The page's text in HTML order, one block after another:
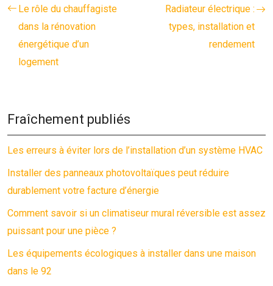
Le rôle du chauffagiste
dans la rénovation
énergétique d’un
logement
Radiateur électrique :
types, installation et
rendement
Fraîchement publiés
Les erreurs à éviter lors de l’installation d’un système HVAC
Installer des panneaux photovoltaïques peut réduire
durablement votre facture d’énergie
Comment savoir si un climatiseur mural réversible est assez
puissant pour une pièce ?
Les équipements écologiques à installer dans une maison
dans le 92